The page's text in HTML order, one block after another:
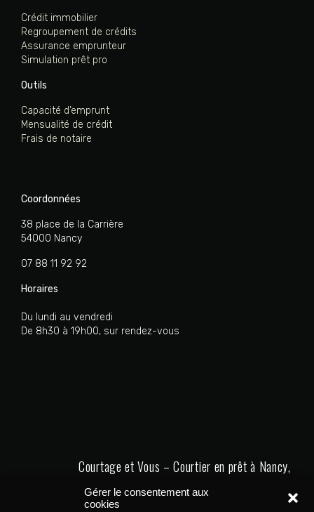
Gérer le consentement aux
cookies
Crédit immobilier
Regroupement de crédits
Assurance emprunteur
Simulation prêt pro
Outils
Capacité d’emprunt
Mensualité de crédit
Frais de notaire
Coordonnées
38 place de la Carrière
54000 Nancy
07 88 11 92 92
Horaires
Du lundi au vendredi
De 8h30 à 19h00, sur rendez-vous
Courtage et Vous – Courtier en prêt à Nancy,